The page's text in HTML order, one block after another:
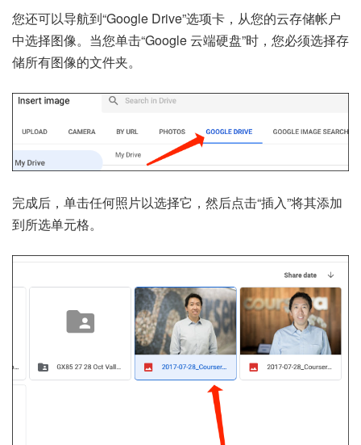
您还可以导航到“Google Drive”选项卡，从您的云存储帐户
中选择图像。当您单击“Google 云端硬盘”时，您必须选择存
储所有图像的文件夹。
完成后，单击任何照片以选择它，然后点击“插入”将其添加
到所选单元格。